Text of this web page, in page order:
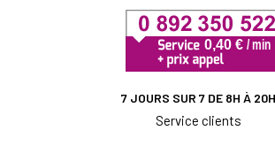
7 JOURS SUR 7 DE 8H À 20H
Service clients